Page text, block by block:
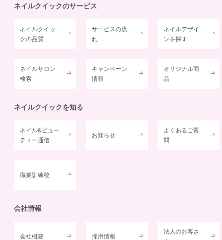
ネイルクイックのサービス
ネイルクイッ
クの品質
サービスの流
れ
ネイルデザイ
ンを探す
ネイルサロン
検索
キャンペーン
情報
オリジナル商
品
ネイルクイックを知る
ネイル&ビュー
ティー通信
お知らせ
よくあるご質
問
職業訓練校
会社情報
会社概要 採用情報
法人のお客さ